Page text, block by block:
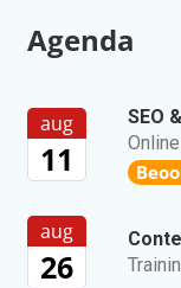
Agenda
aug
11
SEO
aug
26